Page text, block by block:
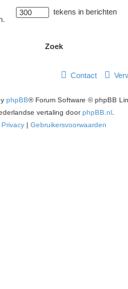
tekens in berichten
Contact
phpBB® Forum Software © phpBB
vertaling doorphpBB.nl.
Privacy| Gebruikersvoorwaarden